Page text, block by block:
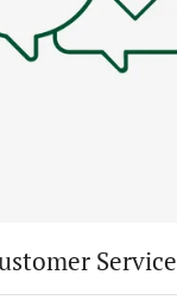
Service